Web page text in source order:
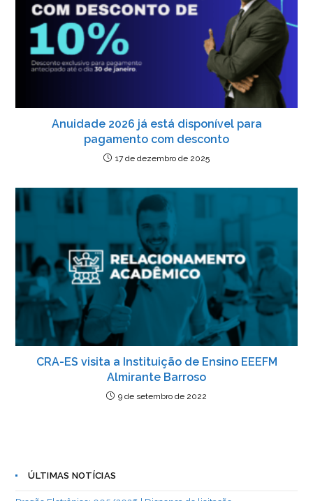
Anuidade 2026 já está disponível para
pagamento com desconto
17 de dezembro de 2025
CRA-ES visita a Instituição de Ensino EEEFM
Almirante Barroso
9 de setembro de 2022
ÚLTIMAS NOTÍCIAS